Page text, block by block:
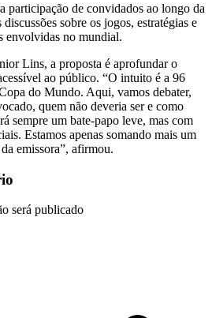
participação de convidados ao longo da
sobre os jogos, estratégias e
envolvidas no mundial.
Lins, a proposta é aprofundar o
ao público. “O intuito é a 96
do Mundo. Aqui, vamos debater,
quem não deveria ser e como
sempre um bate-papo leve, mas com
Estamos apenas somando mais um
emissora”, afirmou.
será publicado